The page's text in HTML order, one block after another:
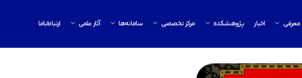
معرفی اخبار پژوهشکده مرکز تخصصی سامانه‌ها آثار علمی ارتباط‌باما